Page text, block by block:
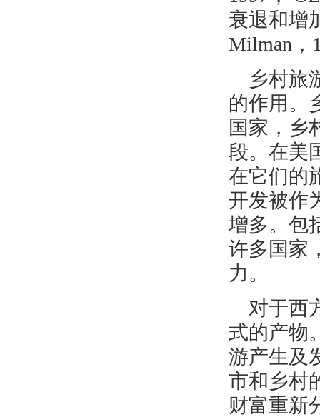
衰退和增
Milman，
乡村旅
的作用。
国家，乡
段。在美
在它们的
开发被作
增多。包
许多国家
力。
对于西
式的产物
游产生及
市和乡村
财富重新